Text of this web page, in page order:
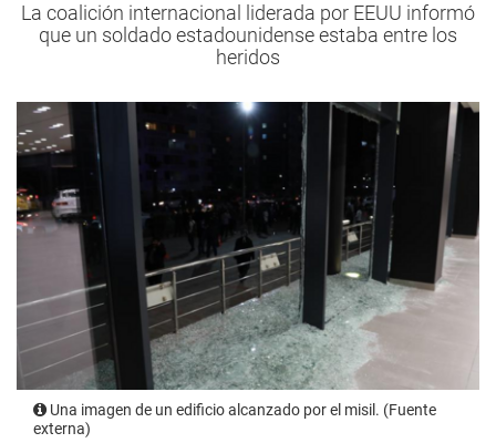
La coalición internacional liderada por EEUU informó
que un soldado estadounidense estaba entre los
heridos
Una imagen de un edificio alcanzado por el misil. (Fuente
externa)